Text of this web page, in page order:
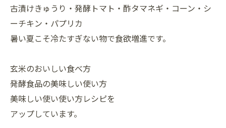
古漬けきゅうり・発酵トマト・酢タマネギ・コーン・シ
ーチキン・パプリカ
暑い夏こそ冷たすぎない物で食欲増進です。
玄米のおいしい食べ方
発酵食品の美味しい使い方
美味しい使い使い方レシピを
アップしています。